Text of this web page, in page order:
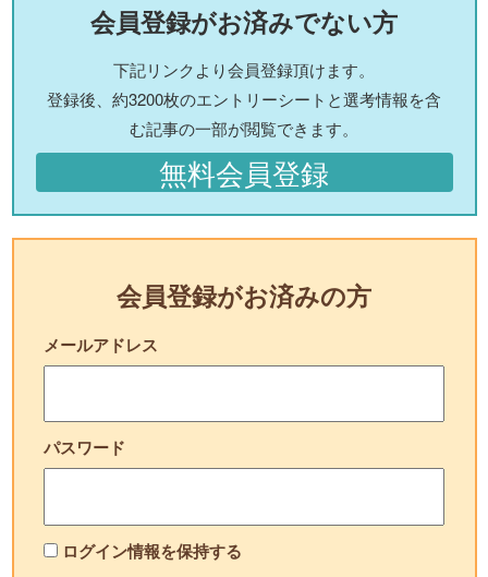
会員登録がお済みでない方
下記リンクより会員登録頂けます。
登録後、約3200枚のエントリーシートと選考情報を含
む記事の一部が閲覧できます。
無料会員登録
会員登録がお済みの方
メールアドレス
パスワード
ログイン情報を保持する